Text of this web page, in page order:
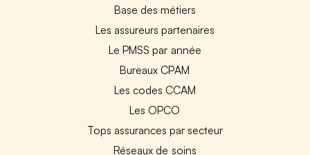
Base des métiers
Les assureurs partenaires
Le PMSS par année
Bureaux CPAM
Les codes CCAM
Les OPCO
Tops assurances par secteur
Réseaux de soins